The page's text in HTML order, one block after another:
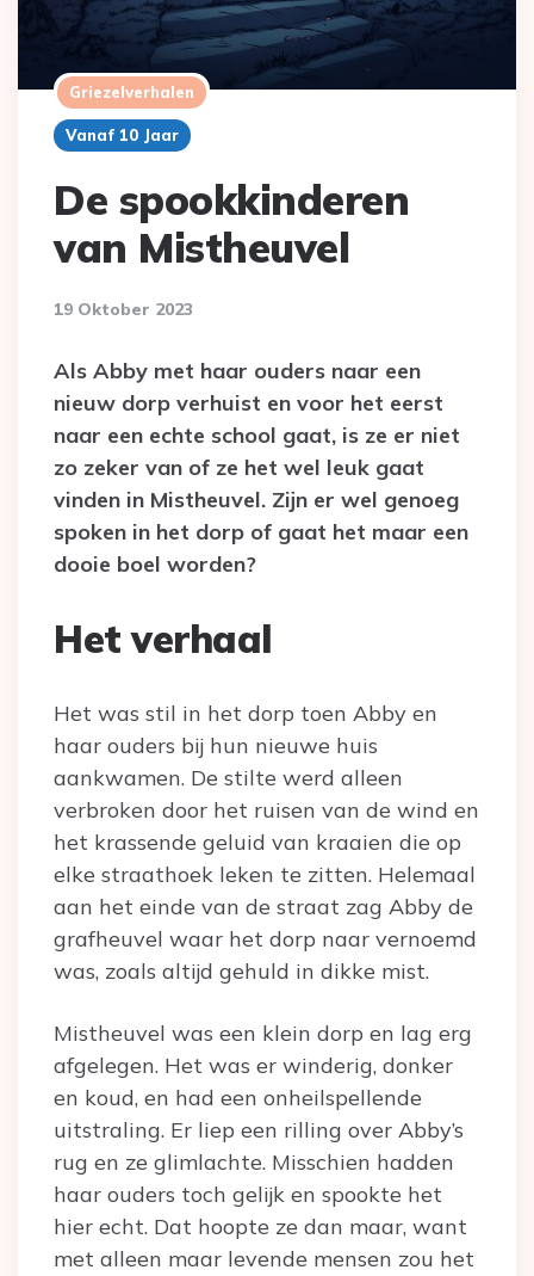
Griezelverhalen
Vanaf 10 Jaar
De spookkinderen
van Mistheuvel
19 Oktober 2023
Als Abby met haar ouders naar een
nieuw dorp verhuist en voor het eerst
naar een echte school gaat, is ze er niet
zo zeker van of ze het wel leuk gaat
vinden in Mistheuvel. Zijn er wel genoeg
spoken in het dorp of gaat het maar een
dooie boel worden?
Het verhaal
Het was stil in het dorp toen Abby en
haar ouders bij hun nieuwe huis
aankwamen. De stilte werd alleen
verbroken door het ruisen van de wind en
het krassende geluid van kraaien die op
elke straathoek leken te zitten. Helemaal
aan het einde van de straat zag Abby de
grafheuvel waar het dorp naar vernoemd
was, zoals altijd gehuld in dikke mist.
Mistheuvel was een klein dorp en lag erg
afgelegen. Het was er winderig, donker
en koud, en had een onheilspellende
uitstraling. Er liep een rilling over Abby’s
rug en ze glimlachte. Misschien hadden
haar ouders toch gelijk en spookte het
hier echt. Dat hoopte ze dan maar, want
met alleen maar levende mensen zou het